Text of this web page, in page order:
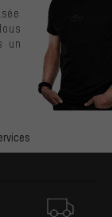
un